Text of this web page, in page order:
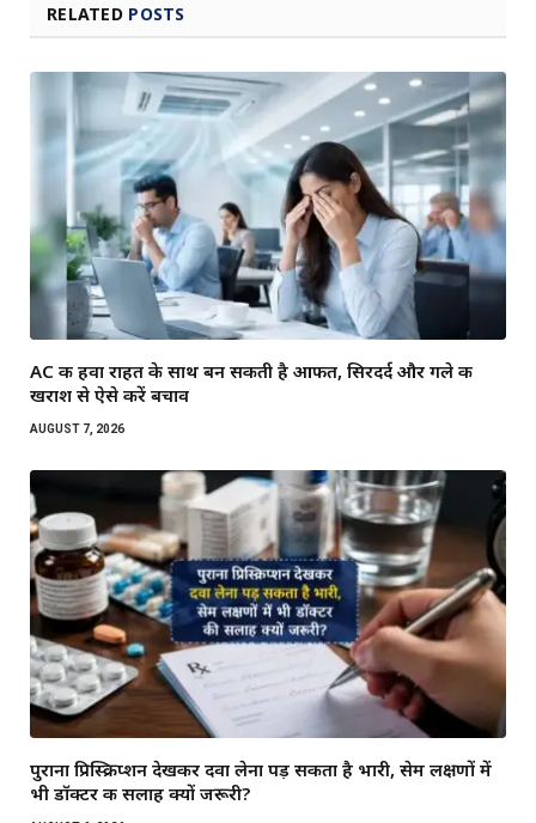
RELATED POSTS
AC की हवा राहत के साथ बन सकती है आफत, सिरदर्द और गले की
खराश से ऐसे करें बचाव
AUGUST 7, 2026
पुराना प्रिस्क्रिप्शन देखकर दवा लेना पड़ सकता है भारी, सेम लक्षणों में
भी डॉक्टर की सलाह क्यों जरूरी?